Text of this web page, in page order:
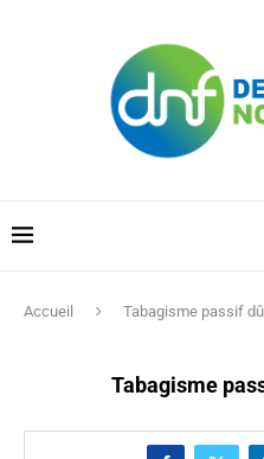
Accueil Tabagisme passif
Tabagisme